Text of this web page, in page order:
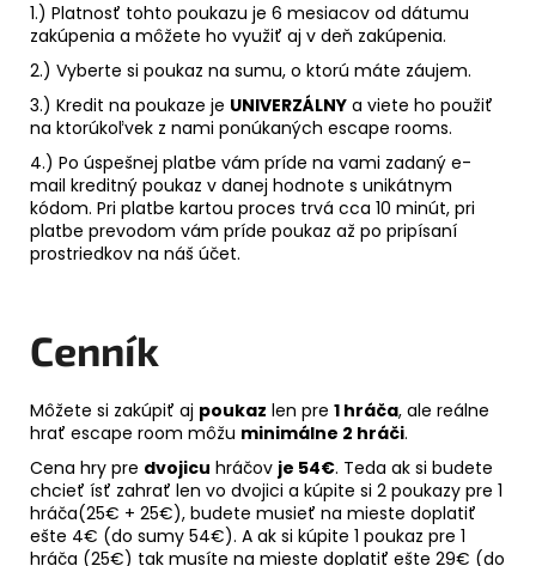
1.) Platnosť tohto poukazu je 6 mesiacov od dátumu
zakúpenia a môžete ho využiť aj v deň zakúpenia.
2.) Vyberte si poukaz na sumu, o ktorú máte záujem.
3.) Kredit na poukaze je UNIVERZÁLNY a viete ho použiť
na ktorúkoľvek z nami ponúkaných escape rooms.
4.) Po úspešnej platbe vám príde na vami zadaný e-
mail kreditný poukaz v danej hodnote s unikátnym
kódom. Pri platbe kartou proces trvá cca 10 minút, pri
platbe prevodom vám príde poukaz až po pripísaní
prostriedkov na náš účet.
Cenník
Môžete si zakúpiť aj poukaz len pre 1 hráča, ale reálne
hrať escape room môžu minimálne 2 hráči.
Cena hry pre dvojicu hráčov je 54€. Teda ak si budete
chcieť ísť zahrať len vo dvojici a kúpite si 2 poukazy pre 1
hráča(25€ + 25€), budete musieť na mieste doplatiť
ešte 4€ (do sumy 54€). A ak si kúpite 1 poukaz pre 1
hráča (25€) tak musíte na mieste doplatiť ešte 29€ (do